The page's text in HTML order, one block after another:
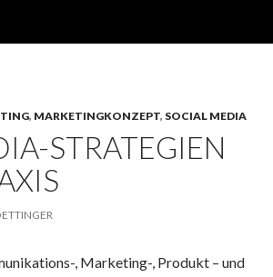
, MARKETINGKONZEPT, SOCIAL MEDIA
STRATEGIEN
, Marketing-, Produkt – und